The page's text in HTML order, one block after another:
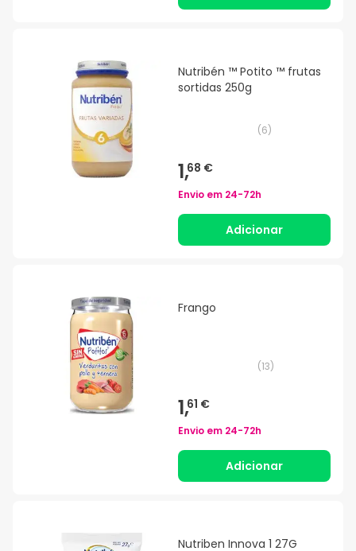
Nutribén ™ Potito ™ frutas
sortidas 250g
(6)
1,68 €
Envio em 24-72h
Adicionar
Frango
(13)
1,61 €
Envio em 24-72h
Adicionar
Nutriben Innova 1 27G